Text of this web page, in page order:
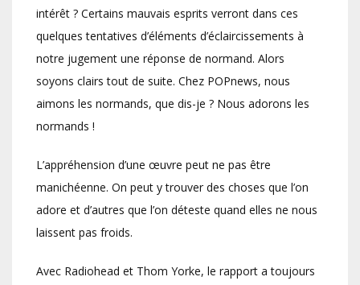
intérêt ? Certains mauvais esprits verront dans ces
quelques tentatives d’éléments d’éclaircissements à
notre jugement une réponse de normand. Alors
soyons clairs tout de suite. Chez POPnews, nous
aimons les normands, que dis-je ? Nous adorons les
normands !
L’appréhension d’une œuvre peut ne pas être
manichéenne. On peut y trouver des choses que l’on
adore et d’autres que l’on déteste quand elles ne nous
laissent pas froids.
Avec Radiohead et Thom Yorke, le rapport a toujours